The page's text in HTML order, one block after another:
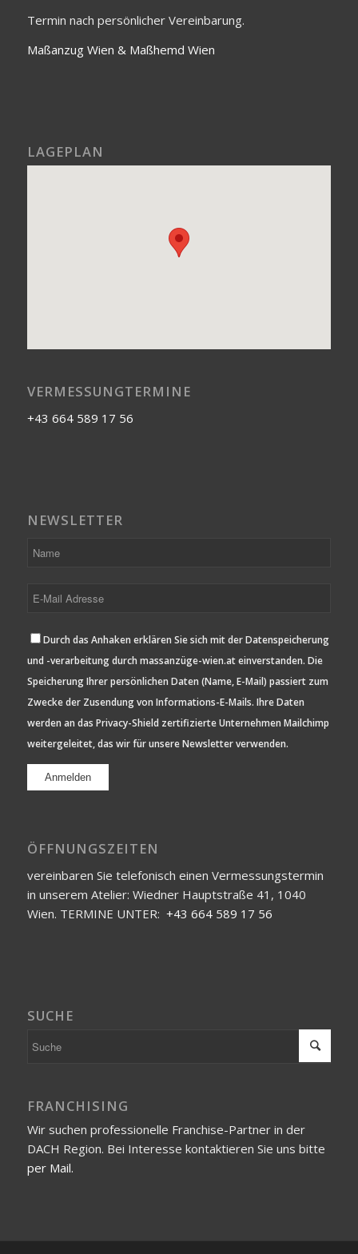
Termin nach persönlicher Vereinbarung.
Maßanzug Wien & Maßhemd Wien
LAGEPLAN
VERMESSUNGTERMINE
+43 664 589 17 56
NEWSLETTER
Durch das Anhaken erklären Sie sich mit der Datenspeicherung
und -verarbeitung durch massanzüge-wien.at einverstanden. Die
Speicherung Ihrer persönlichen Daten (Name, E-Mail) passiert zum
Zwecke der Zusendung von Informations-E-Mails. Ihre Daten
werden an das Privacy-Shield zertifizierte Unternehmen Mailchimp
weitergeleitet, das wir für unsere Newsletter verwenden.
ÖFFNUNGSZEITEN
vereinbaren Sie telefonisch einen Vermessungstermin
in unserem Atelier: Wiedner Hauptstraße 41, 1040
Wien. TERMINE UNTER: +43 664 589 17 56
SUCHE
FRANCHISING
Wir suchen professionelle Franchise-Partner in der
DACH Region. Bei Interesse kontaktieren Sie uns bitte
per Mail.